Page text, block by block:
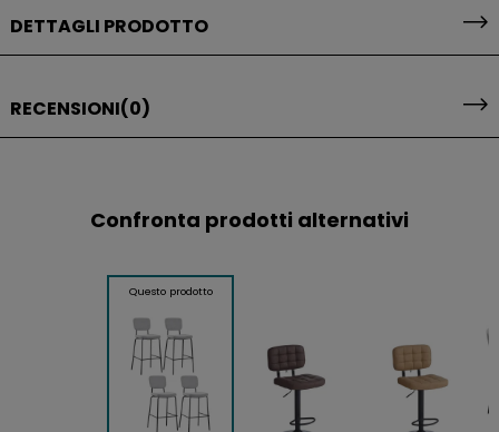
DETTAGLI PRODOTTO
RECENSIONI(0)
Confronta prodotti alternativi
Questo prodotto